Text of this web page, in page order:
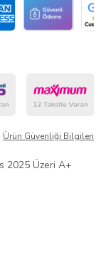
Ürün Güvenliği Bilgileri
2025 Üzeri A+